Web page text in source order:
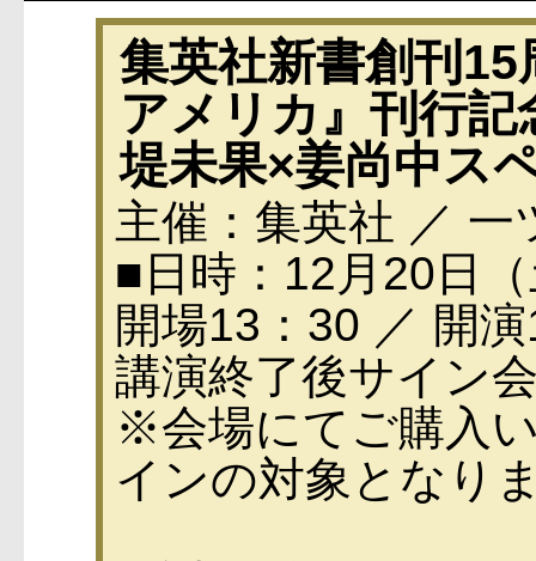
集英社新書創刊
アメリカ』刊行記
堤未果×姜尚中ス
主催：集英社 ／ 一
■日時：12月20日
開場13：30 ／ 開
講演終了後サイン
※会場にてご購入
インの対象となり